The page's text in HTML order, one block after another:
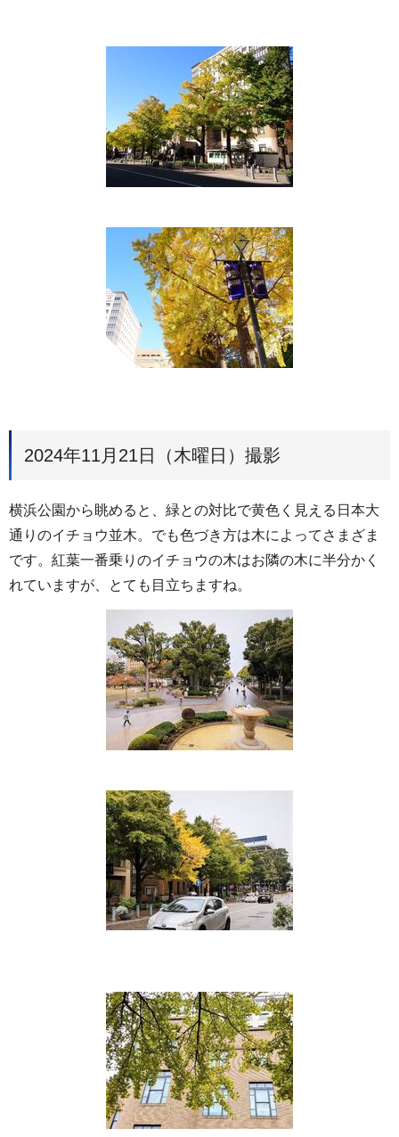
2024年11月21日（木曜日）撮影
横浜公園から眺めると、緑との対比で黄色く見える日本大
通りのイチョウ並木。でも色づき方は木によってさまざま
です。紅葉一番乗りのイチョウの木はお隣の木に半分かく
れていますが、とても目立ちますね。